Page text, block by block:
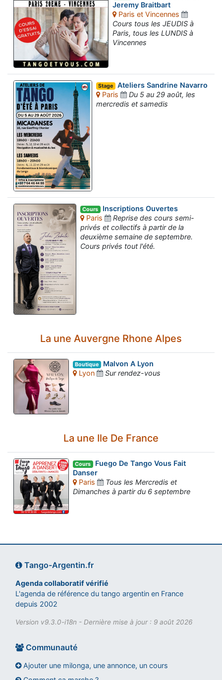
Jeremy Braitbart
Paris et Vincennes
Cours tous les JEUDIS à
Paris, tous les LUNDIS à
Vincennes
Stage Ateliers Sandrine Navarro
Paris
Du 5 au 29 août, les
mercredis et samedis
Cours Inscriptions Ouvertes
Paris
Reprise des cours semi-
privés et collectifs à partir de la
deuxième semaine de septembre.
Cours privés tout l'été.
La une Auvergne Rhone Alpes
Boutique Malvon A Lyon
Lyon
Sur rendez-vous
La une Ile De France
Cours Fuego De Tango Vous Fait
Danser
Paris
Tous les Mercredis et
Dimanches à partir du 6 septembre
Tango-Argentin.fr
Agenda collaboratif vérifié
L'agenda de référence du tango argentin en France
depuis 2002
Version v9.3.0-i18n - Dernière mise à jour : 9 août 2026
Communauté
Ajouter une milonga, une annonce, un cours